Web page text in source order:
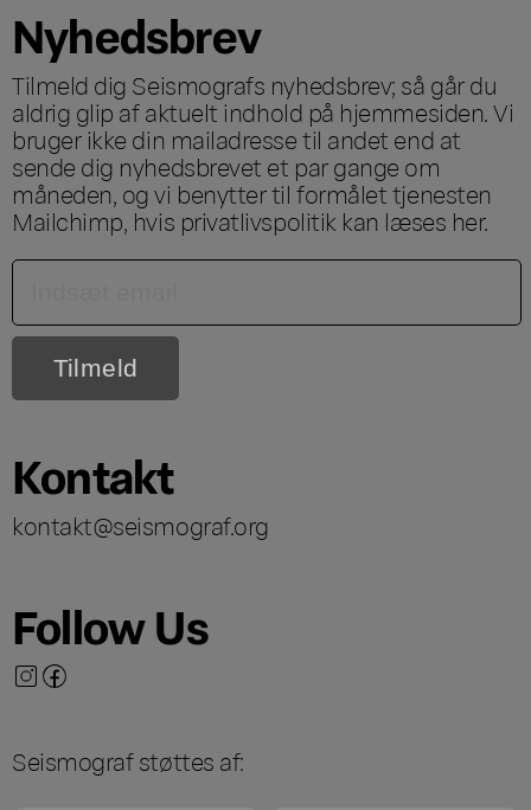
Nyhedsbrev
Tilmeld dig Seismografs nyhedsbrev; så går du
aldrig glip af aktuelt indhold på hjemmesiden. Vi
bruger ikke din mailadresse til andet end at
sende dig nyhedsbrevet et par gange om
måneden, og vi benytter til formålet tjenesten
Mailchimp, hvis privatlivspolitik kan læses her.
Kontakt
kontakt@seismograf.org
Follow Us
Seismograf støttes af: